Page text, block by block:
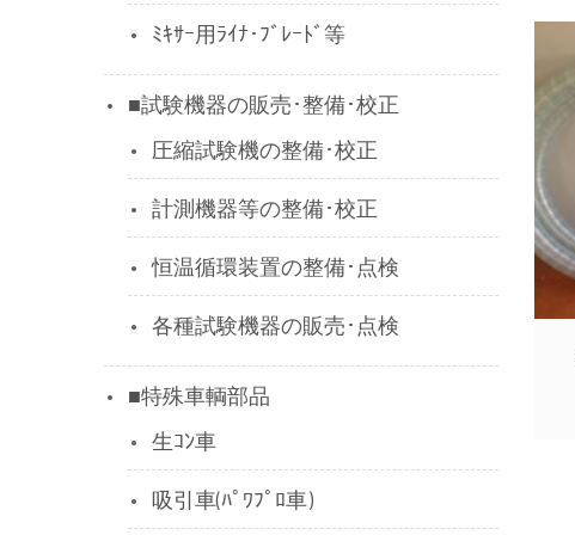
ﾐｷｻｰ用ﾗｲﾅ･ﾌﾞﾚｰﾄﾞ等
■試験機器の販売･整備･校正
圧縮試験機の整備･校正
計測機器等の整備･校正
恒温循環装置の整備･点検
各種試験機器の販売･点検
■特殊車輌部品
生ｺﾝ車
吸引車(ﾊﾟﾜﾌﾟﾛ車)